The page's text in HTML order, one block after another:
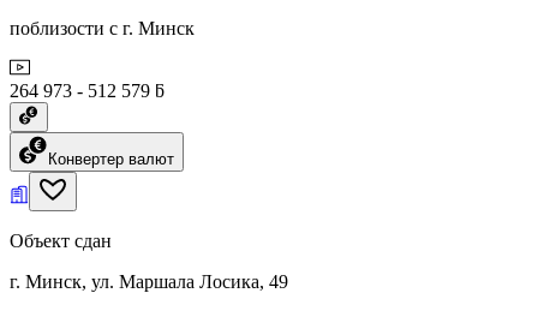
поблизости с г. Минск
264 973 - 512 579 ƃ
Конвертер валют
Объект сдан
г. Минск, ул. Маршала Лосика, 49